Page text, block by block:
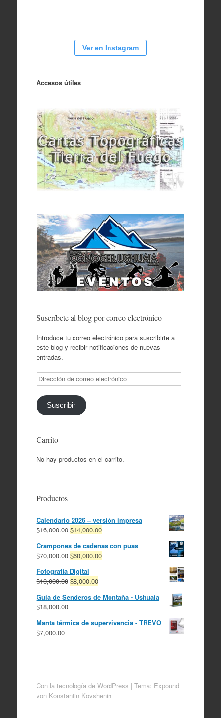
Ver en Instagram
Accesos útiles
Suscríbete al blog por correo electrónico
Introduce tu correo electrónico para suscribirte a
este blog y recibir notificaciones de nuevas
entradas.
Dirección
de
correo
electrónico
Suscribir
Carrito
No hay productos en el carrito.
Productos
Calendario 2026 – versión impresa
$16,000.00 El
original
era:
$16,000.00.
$14,000.00El
actual
es:
Crampones de cadenas con puas
$70,000.00 El
original
era:
$70,000.00.
$60,000.00El
$60,000.00.
Fotografia Digital
$10,000.00 El
original
$10,000.00.
$8,000.00El
actual
$8,000.00.
Guía de Senderos de Montaña - Ushuaia
$18,000.00
Manta térmica de supervivencia - TREVO
$7,000.00
Con la tecnología de WordPress | Tema: Expound
von Konstantin Kovshenin